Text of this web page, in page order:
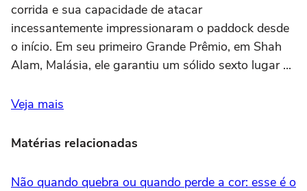
corrida e sua capacidade de atacar
incessantemente impressionaram o paddock desde
o início. Em seu primeiro Grande Prêmio, em Shah
Alam, Malásia, ele garantiu um sólido sexto lugar ...
Veja mais
Matérias relacionadas
Não quando quebra ou quando perde a cor: esse é o